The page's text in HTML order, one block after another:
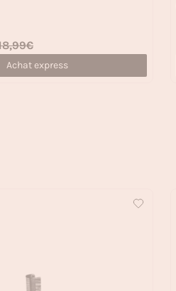
Achat express